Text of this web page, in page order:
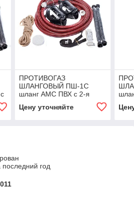
ПРОТИВОГАЗ
ШЛАНГОВЫЙ ПШ-1С
шланг АМС ПВХ с 2-я
Цену уточняйте
год